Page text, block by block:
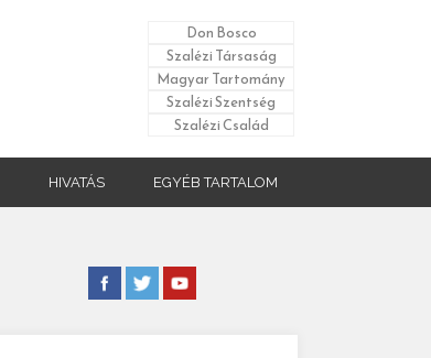
Don Bosco
Szalézi Társaság
Magyar Tartomány
Szalézi Szentség
Szalézi Család
HIVATÁS EGYÉB TARTALOM